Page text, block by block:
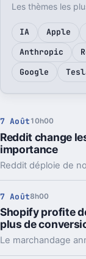
Les thèmes les
IA Apple
Anthropic
Google
7 Août 10h00
Reddit change
importance
7 Août8h00
Shopify profite
plus de